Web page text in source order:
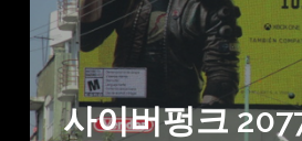
사이버펑크